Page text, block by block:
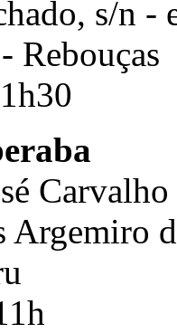
s/n -
Rebouças
Argemiro